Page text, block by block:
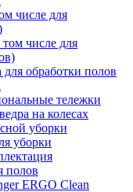
числе для
числе для
обработки полов
тележки
на колесах
уборки
уборки
полов
ERGO Clean